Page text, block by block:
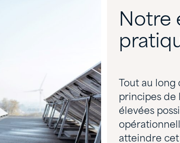
Notre
Tout au
principes de
élevées
atteindre